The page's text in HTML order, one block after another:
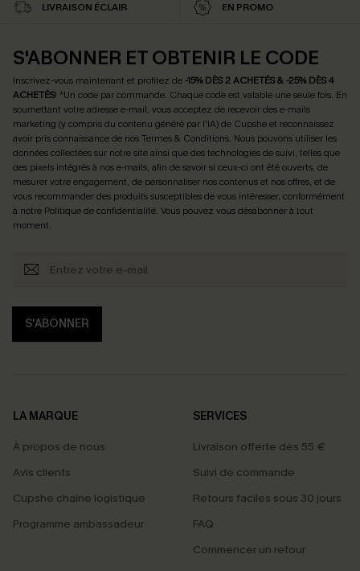
LIVRAISON ÉCLAIR EN PROMO
S'ABONNER ET OBTENIR LE CODE
Inscrivez-vous maintenant et profitez de -15% DÈS 2 ACHETÉS & -25% DÈS 4
ACHETÉS! *Un code par commande. Chaque code est valable une seule fois. En
soumettant votre adresse e-mail, vous acceptez de recevoir des e-mails
marketing (y compris du contenu généré par l'IA) de Cupshe et reconnaissez
avoir pris connaissance de nosTermes & Conditions. Nous pouvons utiliser les
données collectées sur notre site ainsi que des technologies de suivi, telles que
des pixels intégrés à nos e-mails, afin de savoir si ceux-ci ont été ouverts, de
mesurer votre engagement, de personnaliser nos contenus et nos offres, et de
vous recommander des produits susceptibles de vous intéresser, conformément
à notre Politique de confidentialité. Vous pouvez vous désabonner à tout
moment.
S'ABONNER
LA MARQUE
À propos de nous
Avis clients
Cupshe chaîne logistique
Programme ambassadeur
SERVICES
Livraison offerte dès 55 €
Suivi de commande
Retours faciles sous 30 jours
FAQ
Commencer un retour